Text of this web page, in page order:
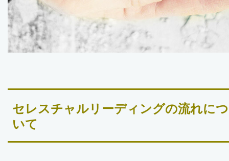
セレスチャルリーディングの流れにつ
いて